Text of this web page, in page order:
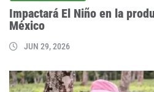
Impactará El Niño en la
México
JUN 29, 2026